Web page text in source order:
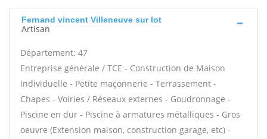
Fernand vincent Villeneuve sur lot
Artisan
Département: 47
Entreprise générale / TCE - Construction de Maison
Individuelle - Petite maçonnerie - Terrassement -
Chapes - Voiries / Réseaux externes - Goudronnage -
Piscine en dur - Piscine à armatures métalliques - Gros
oeuvre (Extension maison, construction garage, etc) -